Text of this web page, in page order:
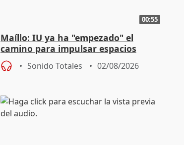
00:55
Maíllo: IU ya ha "empezado" el
camino para impulsar espacios
unitarios para las municipales
Sonido Totales 02/08/2026